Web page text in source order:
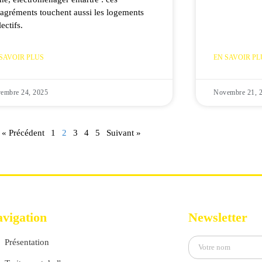
touchent aussi les logements
PLUS
24, 2025
EN SAVOIR
Novembre 21,
« Précédent 1 2 3 4 5 Suivant »
Présentation
Newsletter